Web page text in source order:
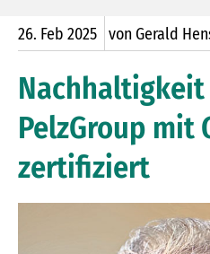
26. Feb 2025 von Gerald
PelzGroup mit
zertifiziert